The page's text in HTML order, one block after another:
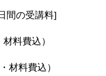
間の受講料]
料費込）
材料費込）